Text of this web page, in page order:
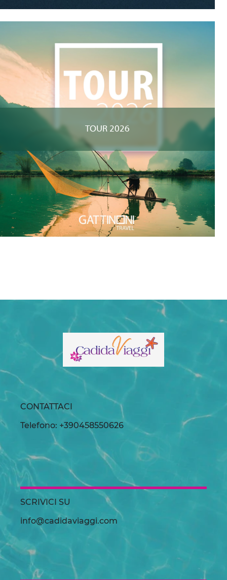
TOUR 2026
CONTATTACI
Telefono: +390458550626
SCRIVICI SU
info@cadidaviaggi.com